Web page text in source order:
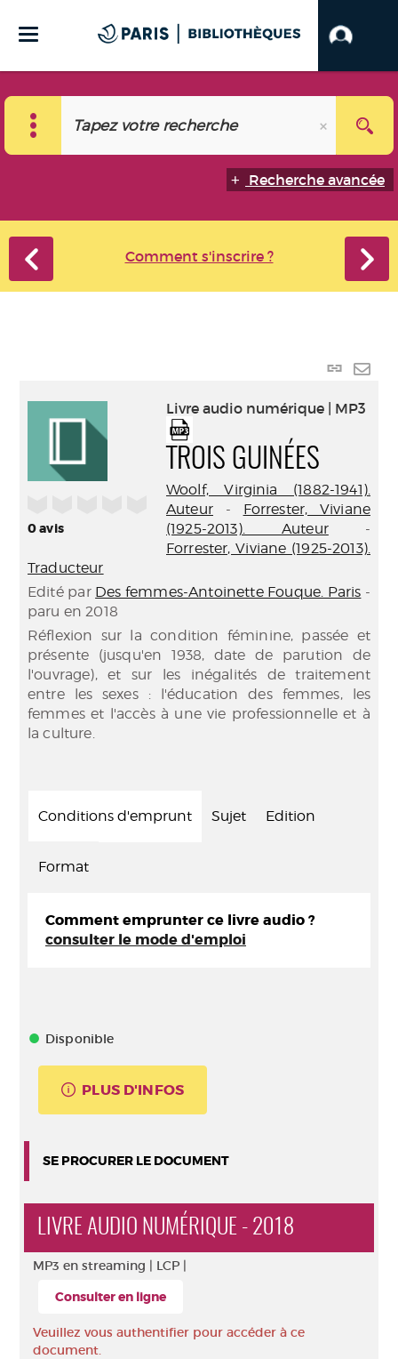
Recherche avancée
Comment s'inscrire ?
Lien
par
0avis
Livre audio numérique | MP3
TROIS GUINÉES
Woolf, Virginia (1882-1941).
Auteur- Forrester, Viviane
(1925-2013). Auteur-
Forrester, Viviane (1925-2013).
Traducteur
Edité par Des femmes-Antoinette Fouque. Paris -
paru en 2018
Réflexion sur la condition féminine, passée et
présente (jusqu'en 1938, date de parution de
l'ouvrage), et sur les inégalités de traitement
entre les sexes : l'éducation des femmes, les
femmes et l'accès à une vie professionnelle et à
la culture.
Conditions d'emprunt Sujet Edition
Format
Comment emprunter ce livre audio ?
consulter le mode d'emploi
Disponible
PLUS D'INFOS
SE PROCURER LE DOCUMENT
LIVRE AUDIO NUMÉRIQUE - 2018
MP3 en streaming | LCP |
Consulter en ligne
Veuillez vous authentifier pour accéder à ce
document.